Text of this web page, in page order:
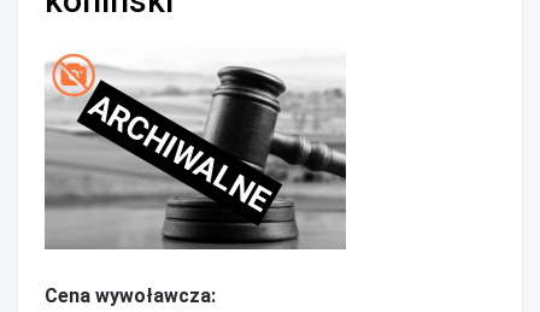
ARCHIWALNE
Cena wywoławcza: